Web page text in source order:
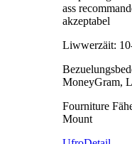
ass
akzeptabel
Liwwerzäit:
MoneyGram,
Fourniture
Mount